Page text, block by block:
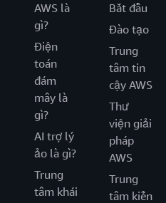
AWS là
gì?
Điện
toán
đám
mây là
gì?
AI trợ lý
ảo là gì?
Trung
tâm khái
Bắt đầu
Đào tạo
Trung
tâm tin
cậy AWS
Thư
viện giải
pháp
AWS
Trung
tâm kiến